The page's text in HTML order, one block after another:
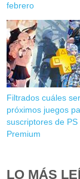
febrero
Filtrados cuáles
próximos juegos
suscriptores de PS
Premium
LO MÁS